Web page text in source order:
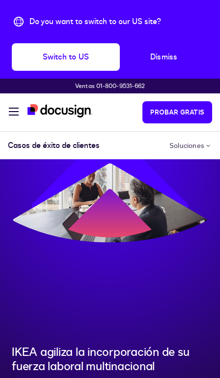
Do you want to switch to our US site?
Switch to US Dismiss
Accede al contenido principalVentas 01-800-9531-662
PROBAR GRATIS
Casos de éxito de clientes Soluciones
IKEA agiliza la incorporación de su
fuerza laboral multinacional